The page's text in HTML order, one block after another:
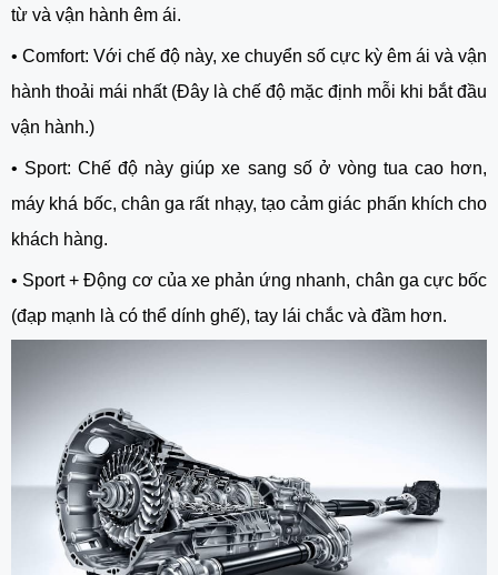
từ và vận hành êm ái.
• Comfort: Với chế độ này, xe chuyển số cực kỳ êm ái và vận
hành thoải mái nhất (Đây là chế độ mặc định mỗi khi bắt đầu
vận hành.)
• Sport: Chế độ này giúp xe sang số ở vòng tua cao hơn,
máy khá bốc, chân ga rất nhạy, tạo cảm giác phấn khích cho
khách hàng.
• Sport + Động cơ của xe phản ứng nhanh, chân ga cực bốc
(đạp mạnh là có thể dính ghế), tay lái chắc và đầm hơn.